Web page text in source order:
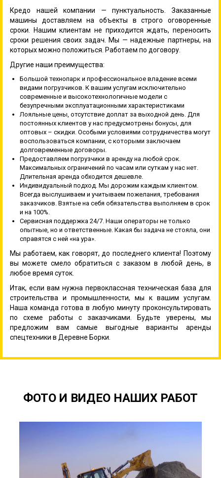
Кредо нашей компании — пунктуальность. Заказанные
машины доставляем на объекты в строго оговоренные
сроки. Нашим клиентам не приходится ждать, переносить
сроки решения своих задач. Мы — надежные партнеры, на
которых можно положиться. Работаем по договору.
Другие наши преимущества:
Большой технопарк и профессиональное владение всеми
видами погрузчиков. К вашим услугам исключительно
современные и высокотехнологичные модели с
безупречными эксплуатационными характеристиками
Лояльные цены, отсутствие доплат за выходной день. Для
постоянных клиентов у нас предусмотрены бонусы, для
оптовых – скидки. Особыми условиями сотрудничества могут
воспользоваться компании, с которыми заключаем
долговременные договоры.
Предоставляем погрузчики в аренду на любой срок.
Максимальных ограничений по часам или суткам у нас нет.
Длительная аренда обходится дешевле.
Индивидуальный подход. Мы дорожим каждым клиентом.
Всегда выслушиваем и учитываем пожелания, требования
заказчиков. Взятые на себя обязательства выполняем в срок
и на 100%.
Сервисная поддержка 24/7. Наши операторы не только
опытные, но и ответственные. Какая бы задача не стояла, они
справятся с ней «на ура».
Мы работаем, как говорят, до последнего клиента! Поэтому
вы можете смело обратиться с заказом в любой день, в
любое время суток.
Итак, если вам нужна первоклассная техническая база для
строительства и промышленности, мы к вашим услугам.
Наша команда готова в любую минуту проконсультировать
по схеме работы с заказчиками. Будьте уверены, мы
предложим вам самые выгодные варианты аренды
спецтехники в Деревне Борки.
ФОТО И ВИДЕО НАШИХ РАБОТ